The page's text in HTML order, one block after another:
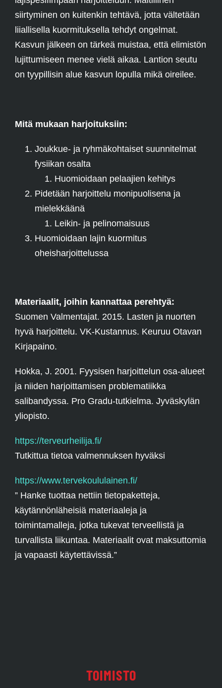
siirtyminen on kuitenkin tehtävä, jotta vältetään
liiallisella kuormituksella tehdyt ongelmat.
Kasvun jälkeen on tärkeä muistaa, että elimistön
lujittumiseen menee vielä aikaa. Lantion seutu
on tyypillisin alue kasvun lopulla mikä oireilee.
Mitä mukaan harjoituksiin:
Joukkue- ja ryhmäkohtaiset suunnitelmat
fysiikan osalta
Huomioidaan pelaajien kehitys
Pidetään harjoittelu monipuolisena ja
mielekkäänä
Leikin- ja pelinomaisuus
Huomioidaan lajin kuormitus
oheisharjoittelussa
Materiaalit, joihin kannattaa perehtyä:
Suomen Valmentajat. 2015. Lasten ja nuorten
hyvä harjoittelu. VK-Kustannus. Keuruu Otavan
Kirjapaino.
Hokka, J. 2001. Fyysisen harjoittelun osa-alueet
ja niiden harjoittamisen problematiikka
salibandyssa. Pro Gradu-tutkielma. Jyväskylän
yliopisto.
https://terveurheilija.fi/
Tutkittua tietoa valmennuksen hyväksi
https://www.tervekoululainen.fi/
” Hanke tuottaa nettiin tietopaketteja,
käytännönläheisiä materiaaleja ja
toimintamalleja, jotka tukevat terveellistä ja
turvallista liikuntaa. Materiaalit ovat maksuttomia
ja vapaasti käytettävissä.”
TOIMISTO